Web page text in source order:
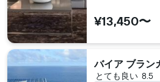
¥13,450〜
バイア ブラン
8.5
とても良い